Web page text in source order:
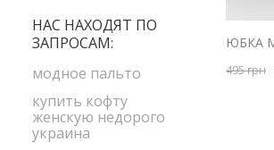
495грн
бордовый
желтый
зеленый
коричневый
красный
НАС НАХОДЯТ ПО
ЗАПРОСАМ:
модное пальто
купить кофту
женскую недорого
украина